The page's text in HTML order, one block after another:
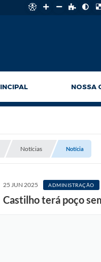
NOSSA
Notícias Notícia
25 JUN 2025 ADMINISTRAÇÃO
Castilho terá poço